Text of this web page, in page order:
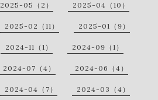
2025-05（2） 2025-04（10）
2025-02（11） 2025-01（9）
2024-11（1） 2024-09（1）
2024-07（4） 2024-06（4）
2024-04（7） 2024-03（4）